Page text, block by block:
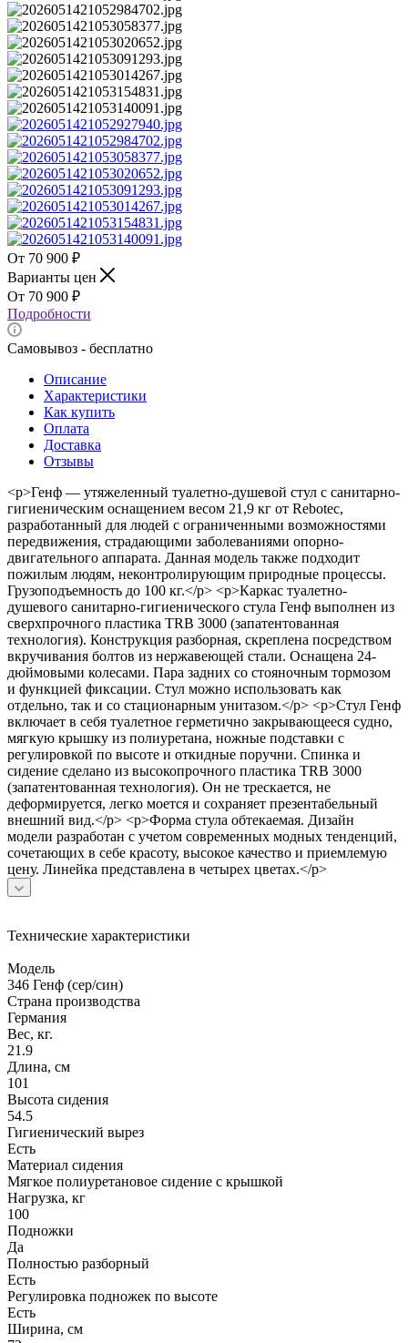
70 900 ₽
Варианты цен
70 900 ₽
Подробности
Самовывоз - бесплатно
Описание
Характеристики
Как купить
Оплата
Доставка
Отзывы
<p>Генф — утяжеленный туалетно-душевой стул с санитарно-
гигиеническим оснащением весом 21,9 кг от Rebotec,
разработанный для людей с ограниченными возможностями
передвижения, страдающими заболеваниями опорно-
двигательного аппарата. Данная модель также подходит
пожилым людям, неконтролирующим природные процессы.
Грузоподъемность до 100 кг.</p> <p>Каркас туалетно-
душевого санитарно-гигиенического стула Генф выполнен из
сверхпрочного пластика TRB 3000 (запатентованная
технология). Конструкция разборная, скреплена посредством
вкручивания болтов из нержавеющей стали. Оснащена 24-
дюймовыми колесами. Пара задних со стояночным тормозом
и функцией фиксации. Стул можно использовать как
отдельно, так и со стационарным унитазом.</p> <p>Стул Генф
включает в себя туалетное герметично закрывающееся судно,
мягкую крышку из полиуретана, ножные подставки с
регулировкой по высоте и откидные поручни. Спинка и
сидение сделано из высокопрочного пластика TRB 3000
(запатентованная технология). Он не трескается, не
деформируется, легко моется и сохраняет презентабельный
внешний вид.</p> <p>Форма стула обтекаемая. Дизайн
модели разработан с учетом современных модных тенденций,
сочетающих в себе красоту, высокое качество и приемлемую
цену. Линейка представлена в четырех цветах.</p>
Технические характеристики
Модель
346 Генф (сер/син)
Страна производства
Германия
Вес, кг.
21.9
Длина, см
101
Высота сидения
54.5
Гигиенический вырез
Есть
Материал сидения
Мягкое полиуретановое сидение с крышкой
Нагрузка, кг
100
Подножки
Да
Полностью разборный
Есть
Регулировка подножек по высоте
Есть
Ширина, см